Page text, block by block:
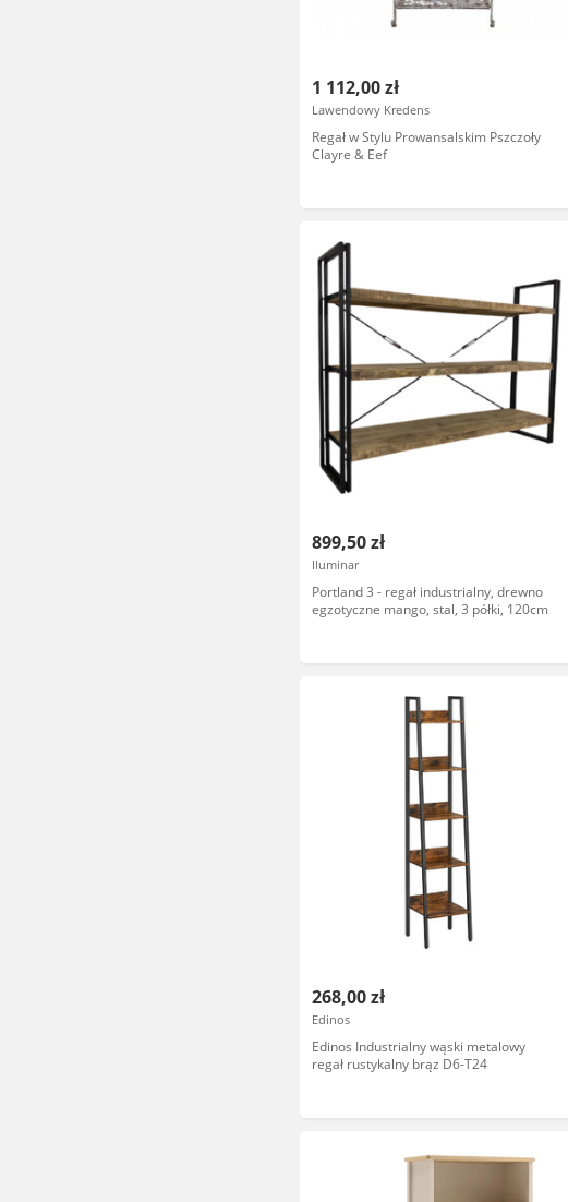
1 112,00 zł
Lawendowy Kredens
Regał w Stylu Prowansalskim Pszczoły
Clayre & Eef
899,50 zł
Iluminar
Portland 3 - regał industrialny, drewno
egzotyczne mango, stal, 3 półki, 120cm
268,00 zł
Edinos
Edinos Industrialny wąski metalowy
regał rustykalny brąz D6-T24